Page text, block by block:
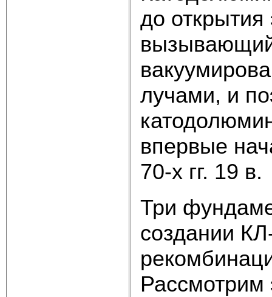
до открытия
вызывающий
лучами, и
впервые
70-х гг. 19 в.
Три
создании
Рассмотрим